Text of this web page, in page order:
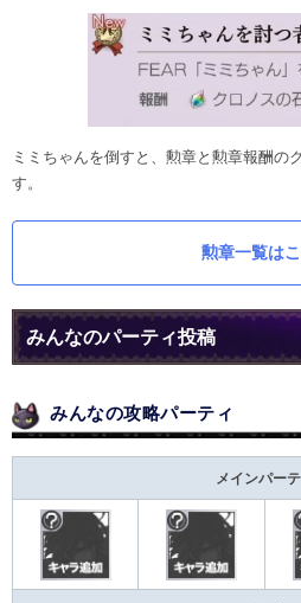
ミミちゃんを倒すと、勲章と勲章報酬の
す。
勲章一覧は
みんなのパーティ投稿
みんなの攻略パーティ
メインパー